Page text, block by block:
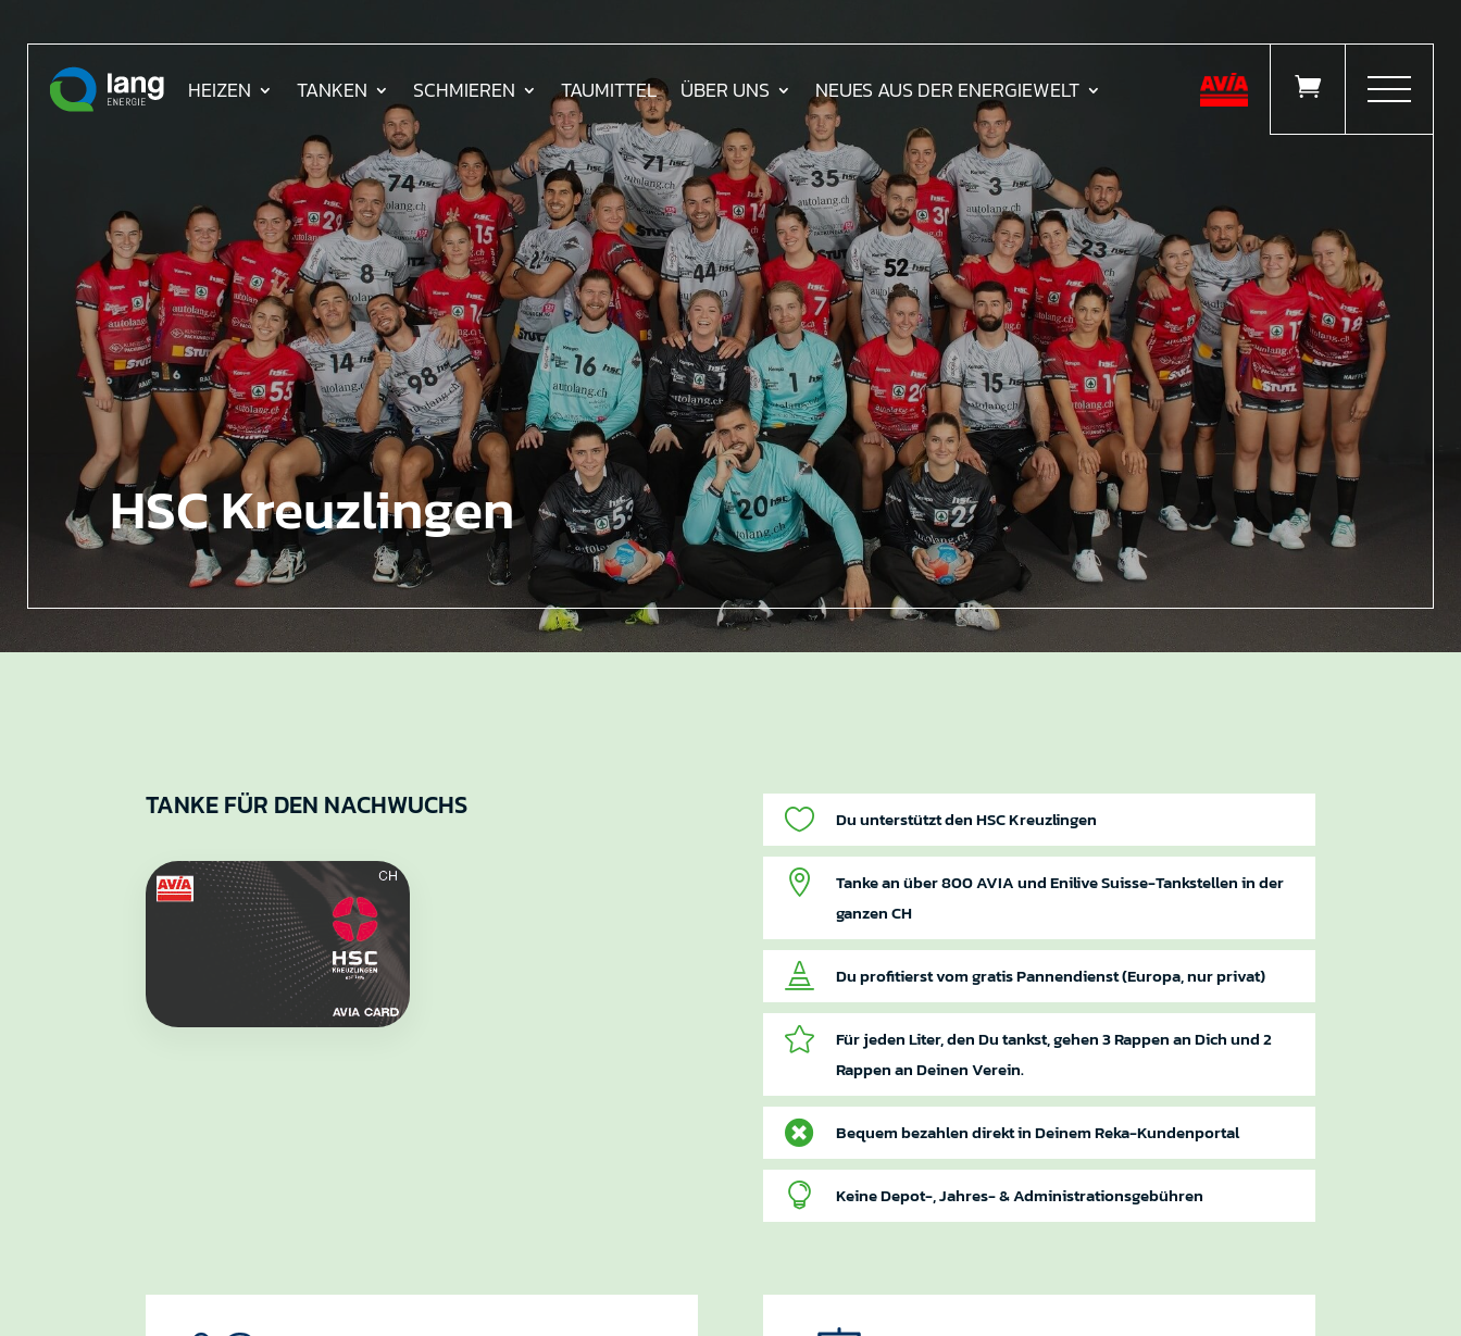
HEIZEN TANKEN SCHMIEREN TAUMITTEL ÜBER UNS NEUES AUS DER ENERGIEWELT 
HSC Kreuzlingen
TANKE FÜR DEN NACHWUCHS  Du unterstützt den HSC Kreuzlingen

Tanke an über 800 AVIA und Enilive Suisse-Tankstellen in der
ganzen CH
 Du profitierst vom gratis Pannendienst (Europa, nur privat)

Für jeden Liter, den Du tankst, gehen 3 Rappen an Dich und 2
Rappen an Deinen Verein.
 Bequem bezahlen direkt in Deinem Reka-Kundenportal
 Keine Depot-, Jahres- & Administrationsgebühren